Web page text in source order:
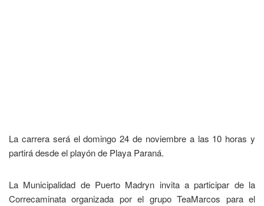
La carrera será el domingo 24 de noviembre a las 10 horas y
partirá desde el playón de Playa Paraná.
La Municipalidad de Puerto Madryn invita a participar de la
Correcaminata organizada por el grupo TeaMarcos para el